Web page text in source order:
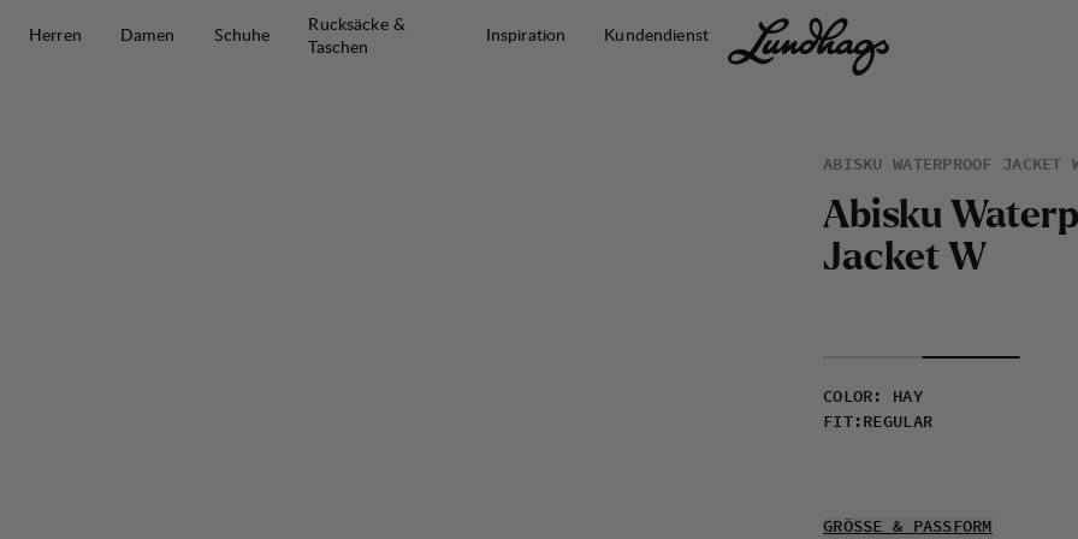
Herren
Damen Schuhe
Rucksäcke &
Taschen
Inspiration Kundendienst
ABISKU WATERPROOF JACKET
Abisku Waterp
Jacket W
COLOR :
HAY
FIT: REGULAR
GRÖSSE & PASSFORM